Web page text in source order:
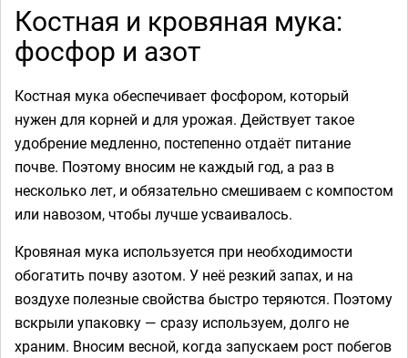
Костная и кровяная мука:
фосфор и азот
Костная мука обеспечивает фосфором, который
нужен для корней и для урожая. Действует такое
удобрение медленно, постепенно отдаёт питание
почве. Поэтому вносим не каждый год, а раз в
несколько лет, и обязательно смешиваем с компостом
или навозом, чтобы лучше усваивалось.
Кровяная мука используется при необходимости
обогатить почву азотом. У неё резкий запах, и на
воздухе полезные свойства быстро теряются. Поэтому
вскрыли упаковку — сразу используем, долго не
храним. Вносим весной, когда запускаем рост побегов